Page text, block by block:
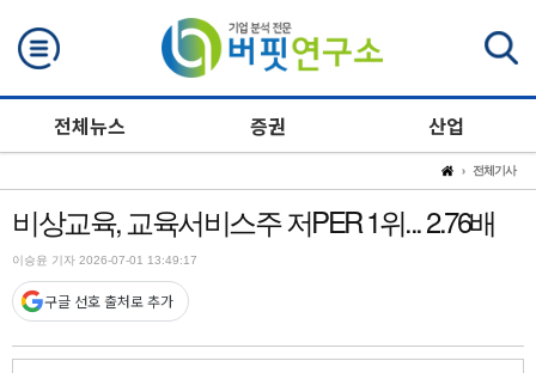
전체뉴스 증권 산업
전체기사
비상교육, 교육서비스주 저PER 1위... 2.76배
이승윤 기자 2026-07-01 13:49:17
구글 선호 출처로 추가
검색